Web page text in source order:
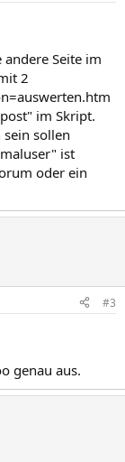
Seite im
2
im Skript.
sollen
ist
oder ein
#3
genau aus.